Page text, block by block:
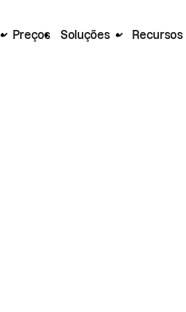
Preços Soluções Recursos